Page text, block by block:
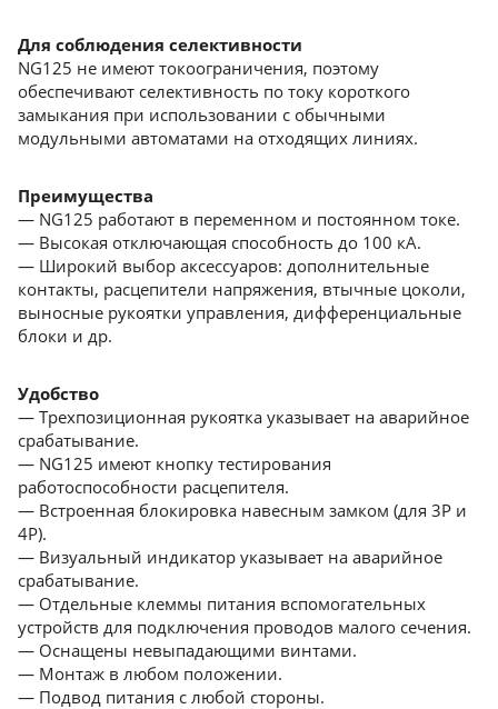
Для соблюдения селективности
NG125 не имеют токоограничения, поэтому
обеспечивают селективность по току короткого
замыкания при использовании с обычными
модульными автоматами на отходящих линиях.
Преимущества
— NG125 работают в переменном и постоянном токе.
— Высокая отключающая способность до 100 кА.
— Широкий выбор аксессуаров: дополнительные
контакты, расцепители напряжения, втычные цоколи,
выносные рукоятки управления, дифференциальные
блоки и др.
Удобство
— Трехпозиционная рукоятка указывает на аварийное
срабатывание.
— NG125 имеют кнопку тестирования
работоспособности расцепителя.
— Встроенная блокировка навесным замком (для 3Р и
4Р).
— Визуальный индикатор указывает на аварийное
срабатывание.
— Отдельные клеммы питания вспомогательных
устройств для подключения проводов малого сечения.
— Оснащены невыпадающими винтами.
— Монтаж в любом положении.
— Подвод питания с любой стороны.